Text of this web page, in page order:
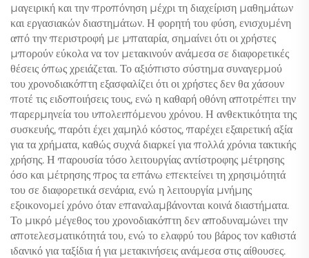
μαγειρική και την προπόνηση μέχρι τη διαχείριση μαθημάτων
και εργασιακών διαστημάτων. Η φορητή του φύση, ενισχυμένη
από την περιστροφή με μπαταρία, σημαίνει ότι οι χρήστες
μπορούν εύκολα να τον μετακινούν ανάμεσα σε διαφορετικές
θέσεις όπως χρειάζεται. Το αξιόπιστο σύστημα συναγερμού
του χρονοδιακόπτη εξασφαλίζει ότι οι χρήστες δεν θα χάσουν
ποτέ τις ειδοποιήσεις τους, ενώ η καθαρή οθόνη αποτρέπει την
παρερμηνεία του υπολειπόμενου χρόνου. Η ανθεκτικότητα της
συσκευής, παρότι έχει χαμηλό κόστος, παρέχει εξαιρετική αξία
για τα χρήματα, καθώς συχνά διαρκεί για πολλά χρόνια τακτικής
χρήσης. Η παρουσία τόσο λειτουργίας αντίστροφης μέτρησης
όσο και μέτρησης προς τα επάνω επεκτείνει τη χρησιμότητά
του σε διαφορετικά σενάρια, ενώ η λειτουργία μνήμης
εξοικονομεί χρόνο όταν επαναλαμβάνονται κοινά διαστήματα.
Το μικρό μέγεθος του χρονοδιακόπτη δεν αποδυναμώνει την
αποτελεσματικότητά του, ενώ το ελαφρύ του βάρος τον καθιστά
ιδανικό για ταξίδια ή για μετακινήσεις ανάμεσα στις αίθουσες.